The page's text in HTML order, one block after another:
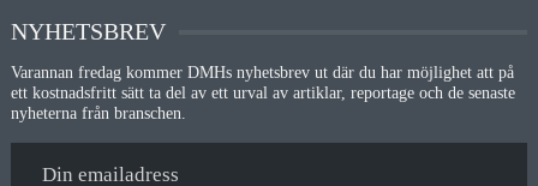
NYHETSBREV
Varannan fredag kommer DMHs nyhetsbrev ut där du har möjlighet att på
ett kostnadsfritt sätt ta del av ett urval av artiklar, reportage och de senaste
nyheterna från branschen.